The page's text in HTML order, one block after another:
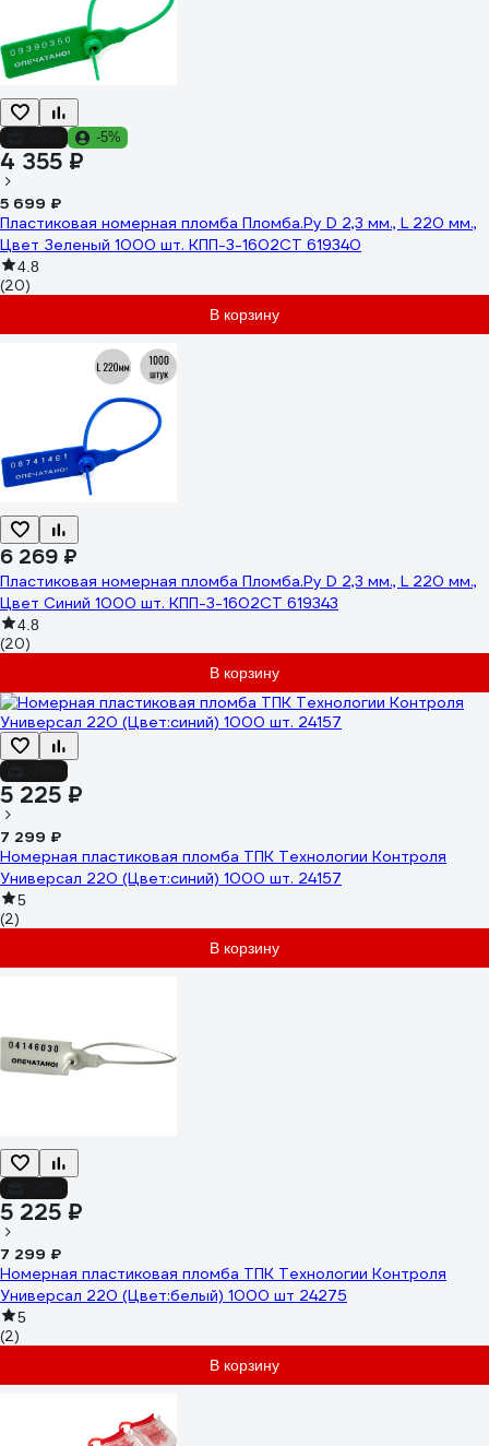
-5%
4 355 ₽
5 699 ₽
Пластиковая номерная пломба Пломба.Ру D 2,3 мм., L 220 мм.,
Цвет Зеленый 1000 шт. КПП-3-1602СТ 619340
4.8
(20)
В корзину
6 269 ₽
Пластиковая номерная пломба Пломба.Ру D 2,3 мм., L 220 мм.,
Цвет Синий 1000 шт. КПП-3-1602СТ 619343
4.8
(20)
В корзину
5 225 ₽
7 299 ₽
Номерная пластиковая пломба ТПК Технологии Контроля
Универсал 220 (Цвет:синий) 1000 шт. 24157
5
(2)
В корзину
5 225 ₽
7 299 ₽
Номерная пластиковая пломба ТПК Технологии Контроля
Универсал 220 (Цвет:белый) 1000 шт 24275
5
(2)
В корзину